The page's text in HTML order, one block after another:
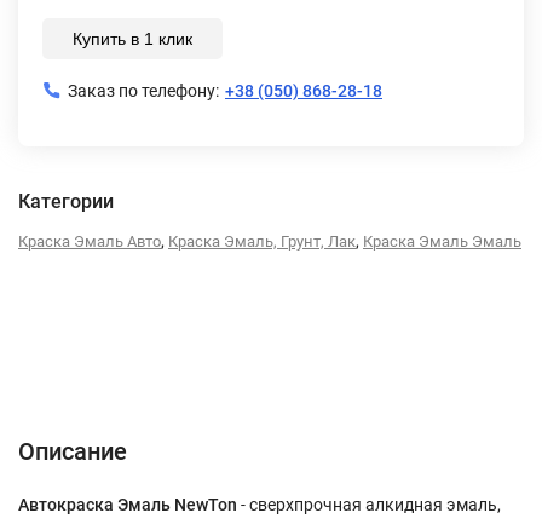
Купить в 1 клик
Заказ по телефону: +38 (050) 868-28-18
Категории
Краска Эмаль Авто, Краска Эмаль, Грунт, Лак, Краска Эмаль Эмаль
Описание
Автокраска Эмаль NewTon - сверхпрочная алкидная эмаль,